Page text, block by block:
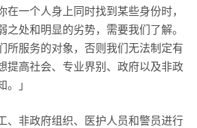
在一个人身上同时找到某些身份时，
之处和明显的劣势，需要我们了解。
所服务的对象，否则我们无法制定有
提高社会、专业界别、政府以及非政
。」
、非政府组织、医护人员和警员进行